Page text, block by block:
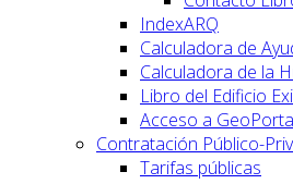
IndexARQ
Calculadora de
Calculadora de la
Libro del Edificio
Acceso a
Contratación Público-
Tarifas públicas